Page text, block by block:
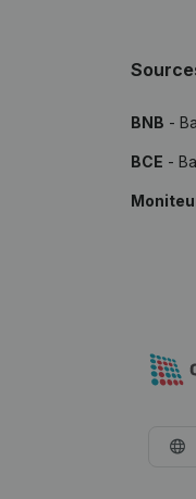
BNB -
BCE -